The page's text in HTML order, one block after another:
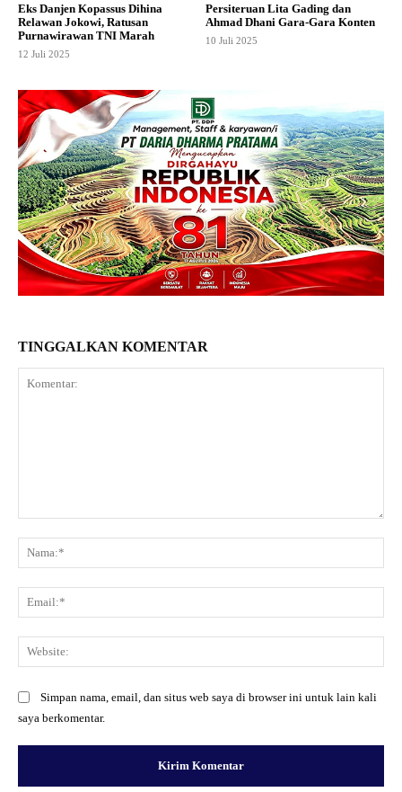
Eks Danjen Kopassus Dihina
Relawan Jokowi, Ratusan
Purnawirawan TNI Marah
12 Juli 2025
Persiteruan Lita Gading dan
Ahmad Dhani Gara-Gara Konten
10 Juli 2025
TINGGALKAN KOMENTAR
Simpan nama, email, dan situs web saya di browser ini untuk lain kali
saya berkomentar.